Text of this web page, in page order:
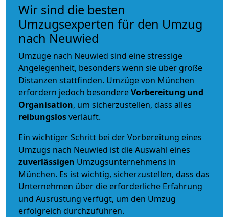
Wir sind die besten
Umzugsexperten für den Umzug
nach Neuwied
Umzüge nach Neuwied sind eine stressige
Angelegenheit, besonders wenn sie über große
Distanzen stattfinden. Umzüge von München
erfordern jedoch besondereVorbereitung und
Organisation, um sicherzustellen, dass alles
reibungslosverläuft.
Ein wichtiger Schritt bei der Vorbereitung eines
Umzugs nach Neuwied ist die Auswahl eines
zuverlässigen Umzugsunternehmens in
München. Es ist wichtig, sicherzustellen, dass das
Unternehmen über die erforderliche Erfahrung
und Ausrüstung verfügt, um den Umzug
erfolgreich durchzuführen.